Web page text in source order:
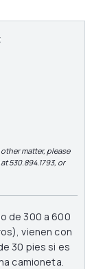
matter, please
530.894.1793, or
de 300 a 600
vienen con
30 pies si es
camioneta.